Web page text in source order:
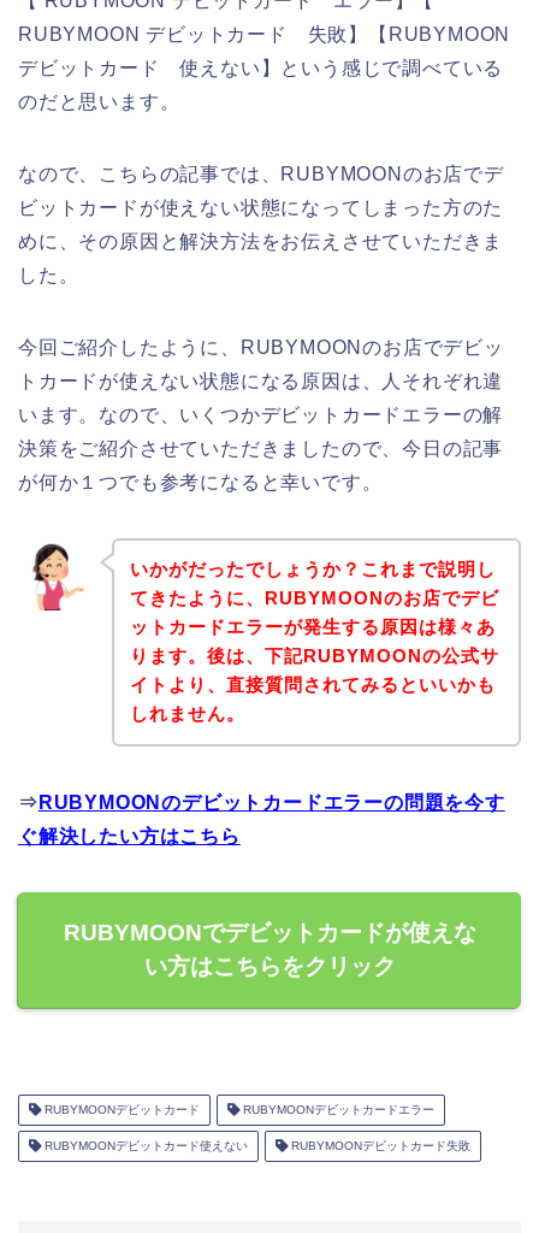
RUBYMOON デビットカード 失敗】【RUBYMOON
デビットカード 使えない】という感じで調べている
のだと思います。
なので、こちらの記事では、RUBYMOONのお店でデ
ビットカードが使えない状態になってしまった方のた
めに、その原因と解決方法をお伝えさせていただきま
した。
今回ご紹介したように、RUBYMOONのお店でデビッ
トカードが使えない状態になる原因は、人それぞれ違
います。なので、いくつかデビットカードエラーの解
決策をご紹介させていただきましたので、今日の記事
が何か１つでも参考になると幸いです。
いかがだったでしょうか？これまで説明し
てきたように、RUBYMOONのお店でデビ
ットカードエラーが発生する原因は様々あ
ります。後は、下記RUBYMOONの公式サ
イトより、直接質問されてみるといいかも
しれません。
⇒ RUBYMOONのデビットカードエラーの問題を今す
ぐ解決したい方はこちら
RUBYMOONでデビットカードが使えな
い方はこちらをクリック
RUBYMOONデビットカード RUBYMOONデビットカードエラー
RUBYMOONデビットカード使えない RUBYMOONデビットカード失敗